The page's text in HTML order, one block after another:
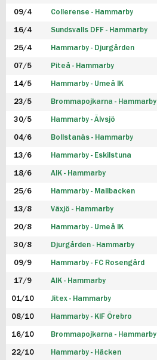
09/4 Collerense - Hammarby
16/4 Sundsvalls DFF - Hammarby
25/4 Hammarby - Djurgården
07/5 Piteå - Hammarby
14/5 Hammarby - Umeå IK
23/5 Brommapojkarna - Hammarby
30/5 Hammarby - Älvsjö
04/6 Bollstanäs - Hammarby
13/6 Hammarby - Eskilstuna
18/6 AIK - Hammarby
25/6 Hammarby - Mallbacken
13/8 Växjö - Hammarby
20/8 Hammarby - Umeå IK
30/8 Djurgården - Hammarby
09/9 Hammarby - FC Rosengård
17/9 AIK - Hammarby
01/10 Jitex - Hammarby
08/10 Hammarby - KIF Örebro
16/10 Brommapojkarna - Hammarby
22/10 Hammarby - Häcken